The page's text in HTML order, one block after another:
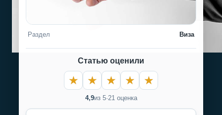
Раздел Виза
Статью оценили
4,9из 5·21 оценка